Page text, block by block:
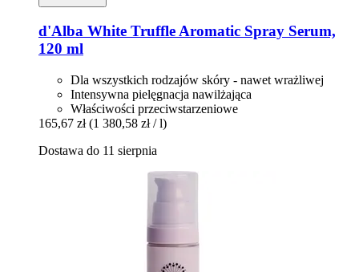
d'Alba White Truffle Aromatic Spray Serum,
120 ml
Dla wszystkich rodzajów skóry - nawet wrażliwej
Intensywna pielęgnacja nawilżająca
Właściwości przeciwstarzeniowe
165,67 zł (1 380,58 zł / l)
Dostawa do 11 sierpnia